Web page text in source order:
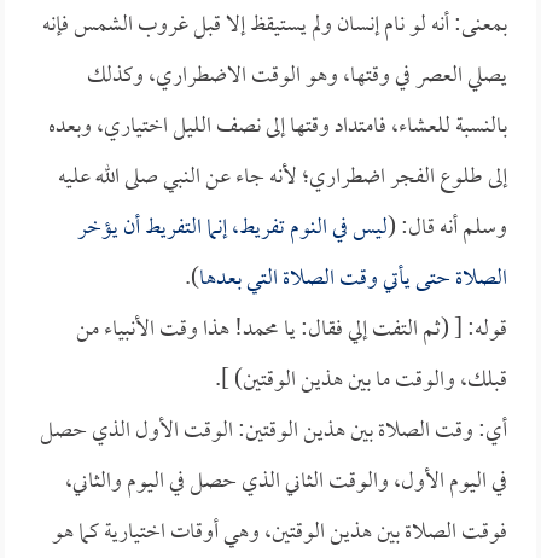
بمعنى: أنه لو نام إنسان ولم يستيقظ إلا قبل غروب الشمس فإنه
يصلي العصر في وقتها، وهو الوقت الاضطراري، وكذلك
بالنسبة للعشاء، فامتداد وقتها إلى نصف الليل اختياري، وبعده
إلى طلوع الفجر اضطراري؛ لأنه جاء عن النبي صلى الله عليه
وسلم أنه قال: (ليس في النوم تفريط، إنما التفريط أن يؤخر
الصلاة حتى يأتي وقت الصلاة التي بعدها).
قوله: [ (ثم التفت إلي فقال: يا محمد! هذا وقت الأنبياء من
قبلك، والوقت ما بين هذين الوقتين) ].
أي: وقت الصلاة بين هذين الوقتين: الوقت الأول الذي حصل
في اليوم الأول، والوقت الثاني الذي حصل في اليوم والثاني،
فوقت الصلاة بين هذين الوقتين، وهي أوقات اختيارية كما هو